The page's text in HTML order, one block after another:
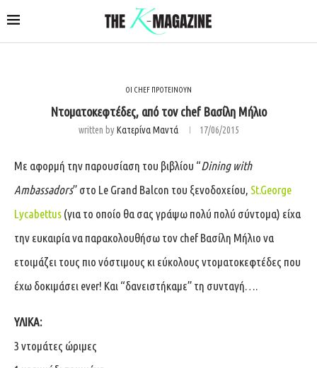
ΟΙ CHEF ΠΡΟΤΕΙΝΟΥΝ
Ντοματοκεφτέδες, από τον chef Βασίλη Μήλιο
written byΚατερίνα Μαντά 17/06/2015
Με αφορμή την παρουσίαση του βιβλίου “Dining with
Ambassadors” στο Le Grand Balcon του ξενοδοχείου, St.George
Lycabettus (για το οποίο θα σας γράψω πολύ πολύ σύντομα) είχα
την ευκαιρία να παρακολουθήσω τον chef Βασίλη Μήλιο να
ετοιμάζει τους πιο νόστιμους κι εύκολους ντοματοκεφτέδες που
έχω δοκιμάσει ever! Και “δανειστήκαμε” τη συνταγή….
ΥΛΙΚΑ:
3 ντομάτες ώριμες